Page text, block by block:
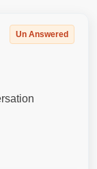
Un Answered